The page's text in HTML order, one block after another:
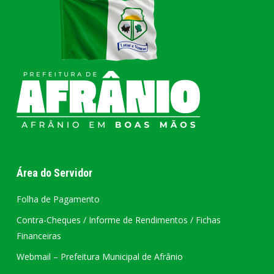
Área do Servidor
Folha de Pagamento
Contra-Cheques / Informe de Rendimentos / Fichas
Financeiras
Webmail – Prefeitura Municipal de Afrânio